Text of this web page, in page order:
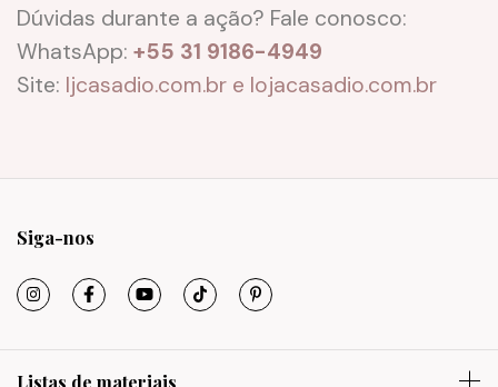
Dúvidas durante a ação? Fale conosco:
WhatsApp: +55 31 9186-4949
Site: ljcasadio.com.br e lojacasadio.com.br
Siga-nos
Listas de materiais